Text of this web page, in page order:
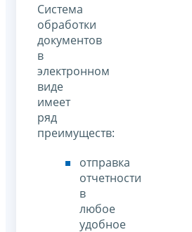
Система
обработки
документов
в
электронном
виде
имеет
ряд
преимуществ:
отправка
отчетности
в
любое
удобное